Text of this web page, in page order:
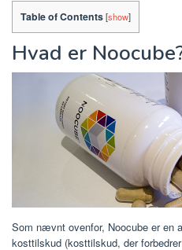
Table of Contents[show]
Hvad er
Som nævnt ovenfor, Noocube er en
kosttilskud (kosttilskud, der